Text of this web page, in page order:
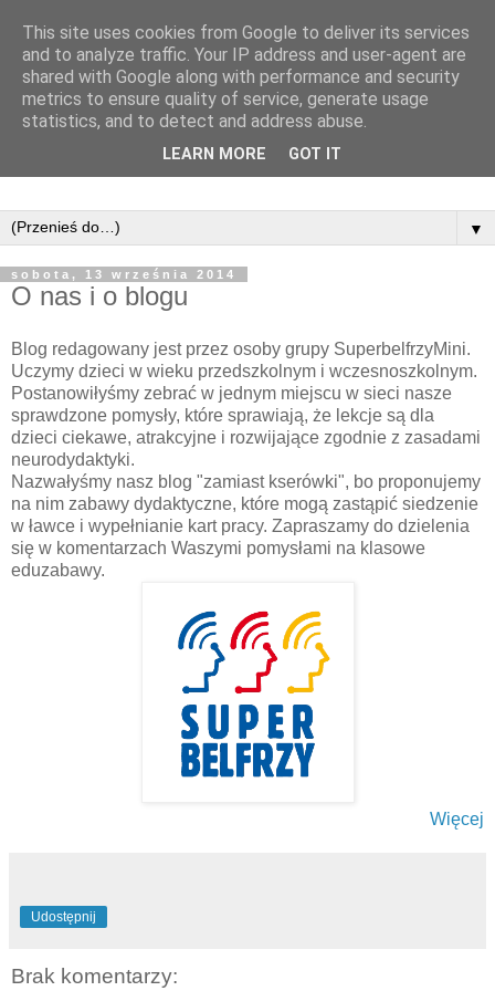
▼
sobota, 13 września 2014
O nas i o blogu
Blog redagowany jest przez osoby grupy SuperbelfrzyMini.
Uczymy dzieci w wieku przedszkolnym i wczesnoszkolnym.
Postanowiłyśmy zebrać w jednym miejscu w sieci nasze
sprawdzone pomysły, które sprawiają, że lekcje są dla
dzieci ciekawe, atrakcyjne i rozwijające zgodnie z zasadami
neurodydaktyki.
Nazwałyśmy nasz blog "zamiast kserówki", bo proponujemy
na nim zabawy dydaktyczne, które mogą zastąpić siedzenie
w ławce i wypełnianie kart pracy. Zapraszamy do dzielenia
się w komentarzach Waszymi pomysłami na klasowe
eduzabawy.
Więcej
Udostępnij
Brak komentarzy:
This site uses cookies from Google to deliver its services
and to analyze traffic. Your IP address and user-agent are
shared with Google along with performance and security
metrics to ensure quality of service, generate usage
statistics, and to detect and address abuse.
LEARN MORE GOT IT